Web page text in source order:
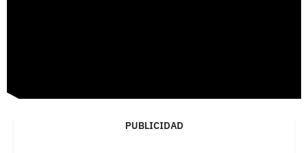
PUBLICIDAD